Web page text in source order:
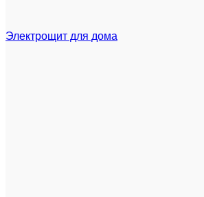
Электрощит для дома